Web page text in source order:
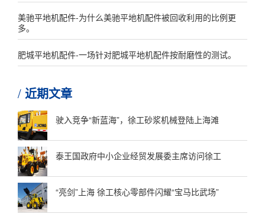
美驰平地机配件-为什么美驰平地机配件被回收利用的比例更
多。
肥城平地机配件-一场针对肥城平地机配件按耐磨性的测试。
近期文章
驶入竞争“新蓝海”，徐工砂浆机械登陆上海滩
泰王国政府中小企业经贸发展委主席访问徐工
“亮剑”上海 徐工核心零部件闪耀“宝马比武场”